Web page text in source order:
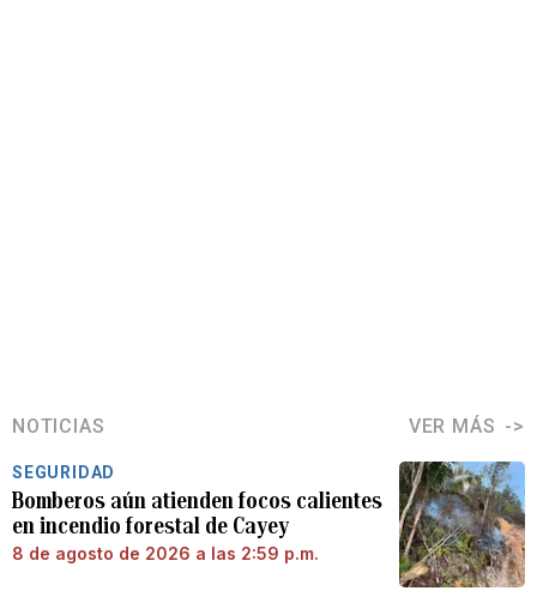
NOTICIAS VER MÁS
SEGURIDAD
Bomberos aún atienden focos calientes
en incendio forestal de Cayey
8 de agosto de 2026 a las 2:59 p.m.